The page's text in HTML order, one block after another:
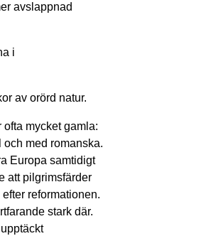
avslappnad
i
av orörd natur.
ofta mycket gamla:
med romanska.
Europa samtidigt
att pilgrimsfärder
reformationen.
stark där.